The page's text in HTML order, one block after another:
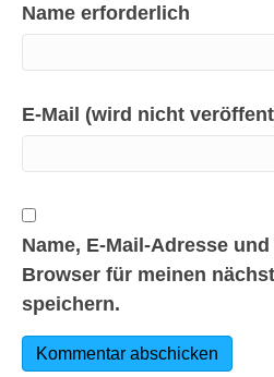
Name erforderlich
E-Mail (wird nicht
Name, E-Mail-Adresse
Browser für meinen
speichern.